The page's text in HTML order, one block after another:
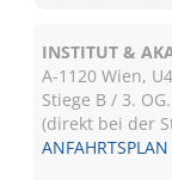
INSTITUT &
A-1120 Wien,
Stiege B / 3. OG.
(direkt bei der
ANFAHRTSPLAN